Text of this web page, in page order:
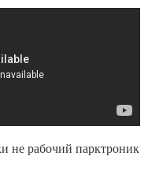
не рабочий парктроник